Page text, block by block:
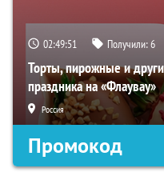
02:49:50 Получили:6
Торты, пирожные и
праздника на «Флаувау»
Россия
Промокод